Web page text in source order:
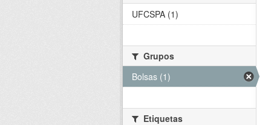
UFCSPA (1)
Grupos
Bolsas (1)
Etiquetas